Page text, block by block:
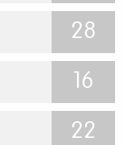
28
16
22